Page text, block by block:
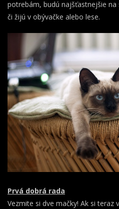
potrebám, budú najšťastnejšie
či žijú v obývačke alebo lese.
Prvá dobrá rada
Vezmite si dve mačky! Ak si teraz